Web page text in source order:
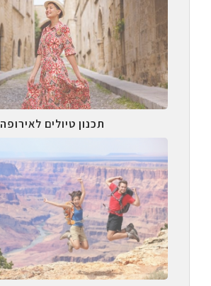
תכנון טיולים לאירופה